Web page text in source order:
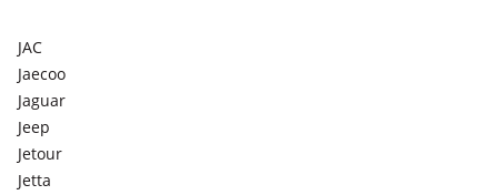
JAC
Jaecoo
Jaguar
Jeep
Jetour
Jetta